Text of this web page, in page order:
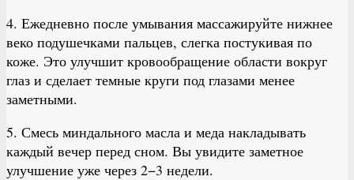
4. Ежедневно после умывания массажируйте нижнее
веко подушечками пальцев, слегка постукивая по
коже. Это улучшит кровообращение области вокруг
глаз и сделает темные круги под глазами менее
заметными.
5. Смесь миндального масла и меда накладывать
каждый вечер перед сном. Вы увидите заметное
улучшение уже через 2−3 недели.